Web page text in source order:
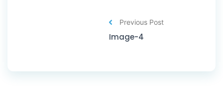
Previous Post
Image-4